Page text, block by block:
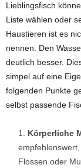
Lieblingsfisch
Liste wählen oder
Haustieren ist es
nennen. Den
deutlich besser.
simpel auf eine
folgenden Punkte
selbst passende
Körperliche
Flossen oder